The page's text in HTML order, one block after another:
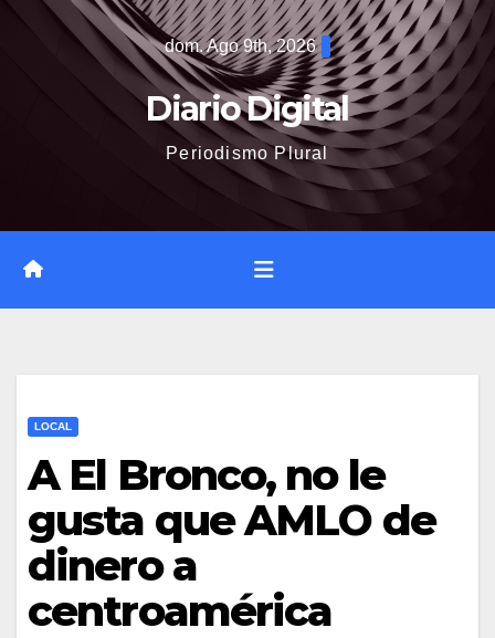
dom. Ago 9th, 2026
Diario Digital
Periodismo Plural
LOCAL
A El Bronco, no le
gusta que AMLO de
dinero a
centroamérica